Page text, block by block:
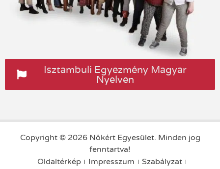
Isztambuli Egyezmény Magyar
Nyelven
Copyright © 2026 Nőkért Egyesület. Minden jog
fenntartva!
Oldaltérkép
Impresszum Szabályzat